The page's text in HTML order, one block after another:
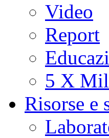
Video
Report
5 X
Risorse e